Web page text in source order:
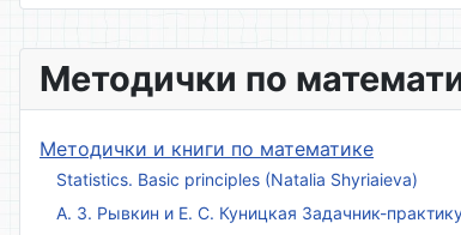
Методички по
Методички и книги по математике
Statistics. Basic principles (Natalia Shyriaieva)
А. З. Рывкин и Е. С. Куницкая Задачник-